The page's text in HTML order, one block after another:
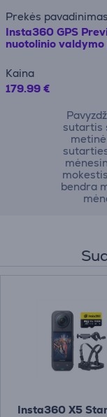
Prekės pavadinimas
Insta360 GPS
nuotolinio valdymo
Kaina
179.99 €
sutartis
bendra
Insta360 X5